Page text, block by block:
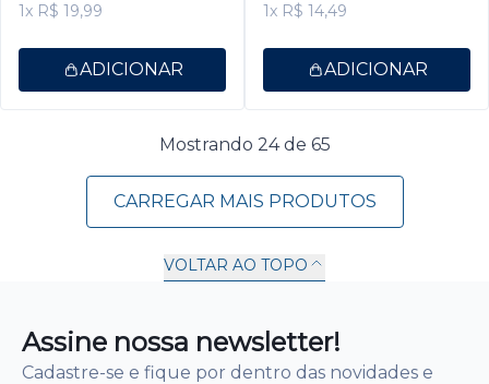
1x R$ 19,99
ADICIONAR
1x R$ 14,49
ADICIONAR
Mostrando 24 de 65
CARREGAR MAIS PRODUTOS
Próxima
VOLTAR AO TOPO
Assine nossa newsletter!
Cadastre-se e fique por dentro das novidades e